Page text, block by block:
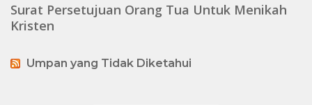
Surat Persetujuan Orang Tua Untuk Menikah
Kristen
Umpan yang Tidak Diketahui